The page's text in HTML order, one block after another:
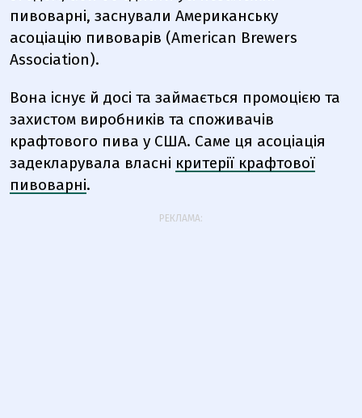
пивоварні, заснували Американську
асоціацію пивоварів (American Brewers
Association).
Вона існує й досі та займається промоцією та
захистом виробників та споживачів
крафтового пива у США. Саме ця асоціація
задекларувала власні критерії крафтової
пивоварні.
РЕКЛАМА: